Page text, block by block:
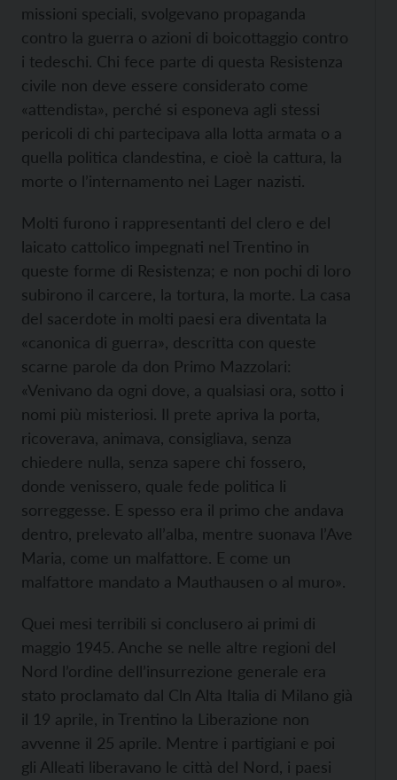
missioni speciali, svolgevano propaganda
contro la guerra o azioni di boicottaggio contro
i tedeschi. Chi fece parte di questa Resistenza
civile non deve essere considerato come
«attendista», perché si esponeva agli stessi
pericoli di chi partecipava alla lotta armata o a
quella politica clandestina, e cioè la cattura, la
morte o l’internamento nei Lager nazisti.
Molti furono i rappresentanti del clero e del
laicato cattolico impegnati nel Trentino in
queste forme di Resistenza; e non pochi di loro
subirono il carcere, la tortura, la morte. La casa
del sacerdote in molti paesi era diventata la
«canonica di guerra», descritta con queste
scarne parole da don Primo Mazzolari:
«Venivano da ogni dove, a qualsiasi ora, sotto i
nomi più misteriosi. Il prete apriva la porta,
ricoverava, animava, consigliava, senza
chiedere nulla, senza sapere chi fossero,
donde venissero, quale fede politica li
sorreggesse. E spesso era il primo che andava
dentro, prelevato all’alba, mentre suonava l’Ave
Maria, come un malfattore. E come un
malfattore mandato a Mauthausen o al muro».
Quei mesi terribili si conclusero ai primi di
maggio 1945. Anche se nelle altre regioni del
Nord l’ordine dell’insurrezione generale era
stato proclamato dal Cln Alta Italia di Milano già
il 19 aprile, in Trentino la Liberazione non
avvenne il 25 aprile. Mentre i partigiani e poi
gli Alleati liberavano le città del Nord, i paesi